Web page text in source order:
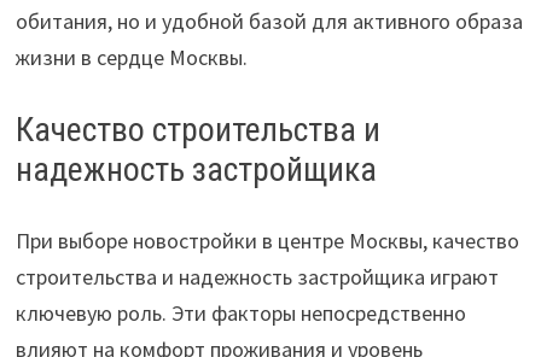
обитания, но и удобной базой для активного образа
жизни в сердце Москвы.
Качество строительства и
надежность застройщика
При выборе новостройки в центре Москвы, качество
строительства и надежность застройщика играют
ключевую роль. Эти факторы непосредственно
влияют на комфорт проживания и уровень